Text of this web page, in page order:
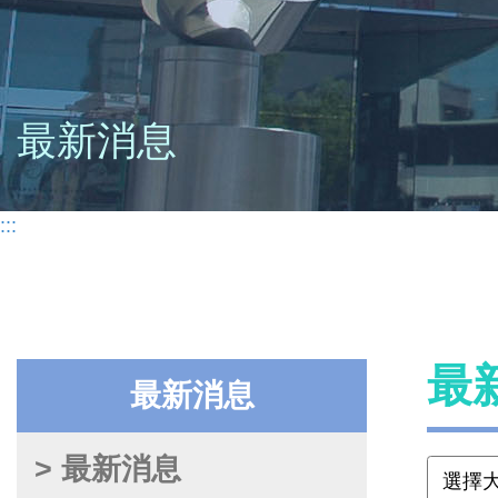
最新消息
:::
最新消息
> 最新消息
最